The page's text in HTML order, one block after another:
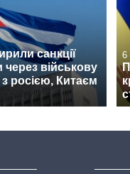
санкції
через військову
росією, Китаєм
6